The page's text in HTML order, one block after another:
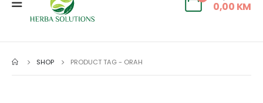
0,00 KM
SHOP PRODUCT TAG - ORAH